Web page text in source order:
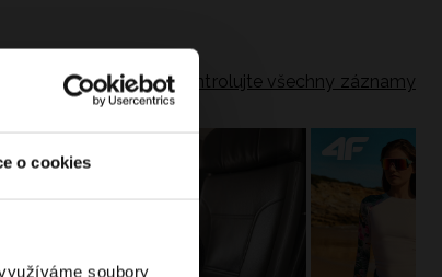
o cookies
soubory
Zkontrolujte všechny záznamy